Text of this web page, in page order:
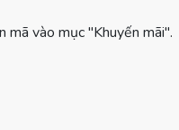
vào mục "Khuyến mãi".